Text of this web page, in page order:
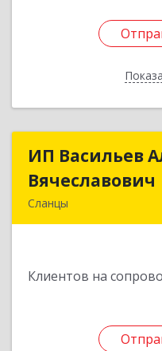
ИП Васильев
Вячеславович
Сланцы
Клиентов на
ИП